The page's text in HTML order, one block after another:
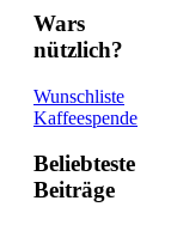
Wars
nützlich?
Wunschliste
Kaffeespende
Beliebteste
Beiträge